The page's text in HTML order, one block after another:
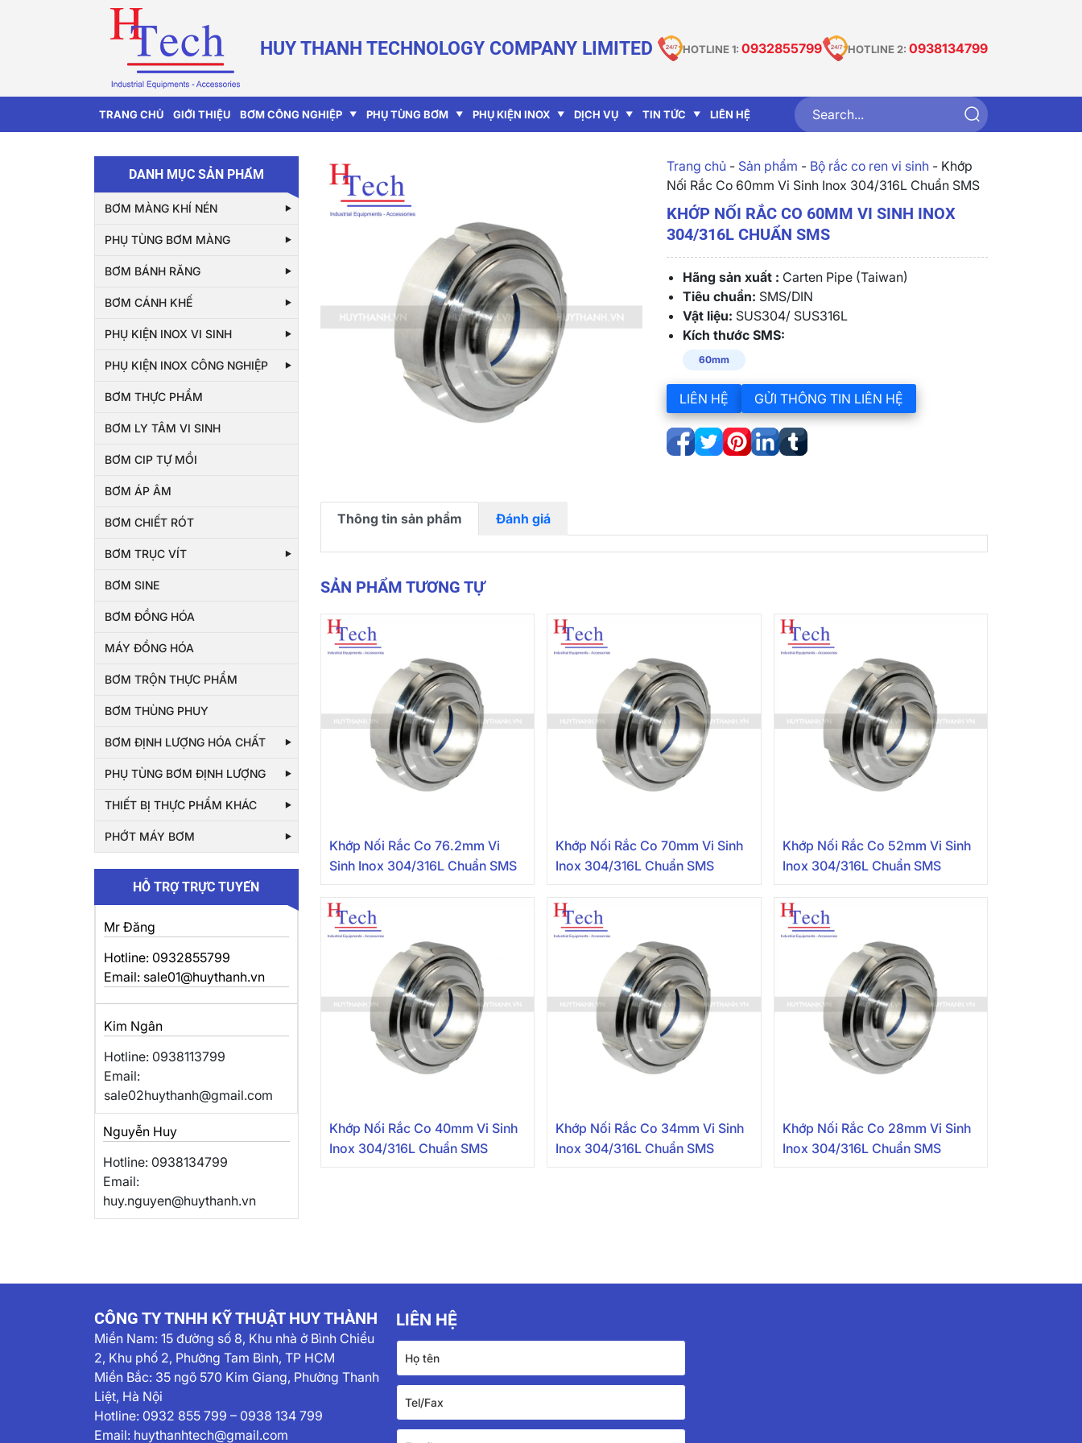
HUY THANH TECHNOLOGY COMPANY LIMITED HOTLINE 1: 0932855799 HOTLINE 2: 0938134799
TRANG CHỦ GIỚI THIỆU BƠM CÔNG NGHIỆP PHỤ TÙNG BƠM PHỤ KIỆN INOX DỊCH VỤ TIN TỨC LIÊN HỆ
DANH MỤC SẢN PHẨM
BƠM MÀNG KHÍ NÉN
PHỤ TÙNG BƠM MÀNG
BƠM BÁNH RĂNG
BƠM CÁNH KHẾ
PHỤ KIỆN INOX VI SINH
PHỤ KIỆN INOX CÔNG NGHIỆP
BƠM THỰC PHẨM
BƠM LY TÂM VI SINH
BƠM CIP TỰ MỒI
BƠM ÁP ÂM
BƠM CHIẾT RÓT
BƠM TRỤC VÍT
BƠM SINE
BƠM ĐỒNG HÓA
MÁY ĐỒNG HÓA
BƠM TRỘN THỰC PHẨM
BƠM THÙNG PHUY
BƠM ĐỊNH LƯỢNG HÓA CHẤT
PHỤ TÙNG BƠM ĐỊNH LƯỢNG
THIẾT BỊ THỰC PHẨM KHÁC
PHỚT MÁY BƠM
HỖ TRỢ TRỰC TUYẾN
Mr Đăng
Hotline: 0932855799
Email: sale01@huythanh.vn
Kim Ngân
Hotline: 0938113799
Email:
sale02huythanh@gmail.com
Nguyễn Huy
Hotline: 0938134799
Email:
huy.nguyen@huythanh.vn
Trang chủ- Sản phẩm - Bộ rắc co ren vi sinh- Khớp
Nối Rắc Co 60mm Vi Sinh Inox 304/316L Chuẩn SMS
KHỚP NỐI RẮC CO 60MM VI SINH INOX
304/316L CHUẨN SMS
Hãng sản xuất : Carten Pipe (Taiwan)
Tiêu chuẩn: SMS/DIN
Vật liệu: SUS304/ SUS316L
Kích thước SMS:
60mm
LIÊN HỆ GỬI THÔNG TIN LIÊN HỆ
Thông tin sản phẩm Đánh giá
SẢN PHẨM TƯƠNG TỰ
Khớp Nối Rắc Co 76.2mm Vi
Sinh Inox 304/316L Chuẩn SMS
Khớp Nối Rắc Co 70mm Vi Sinh
Inox 304/316L Chuẩn SMS
Khớp Nối Rắc Co 52mm Vi Sinh
Inox 304/316L Chuẩn SMS
Khớp Nối Rắc Co 40mm Vi Sinh
Inox 304/316L Chuẩn SMS
Khớp Nối Rắc Co 34mm Vi Sinh
Inox 304/316L Chuẩn SMS
Khớp Nối Rắc Co 28mm Vi Sinh
Inox 304/316L Chuẩn SMS
CÔNG TY TNHH KỸ THUẬT HUY THÀNH
Miền Nam: 15 đường số 8, Khu nhà ở Bình Chiểu
2, Khu phố 2, Phường Tam Bình, TP HCM
Miền Bắc: 35 ngõ 570 Kim Giang, Phường Thanh
Liệt, Hà Nội
Hotline: 0932 855 799 – 0938 134 799
Email: huythanhtech@gmail.com
LIÊN HỆ